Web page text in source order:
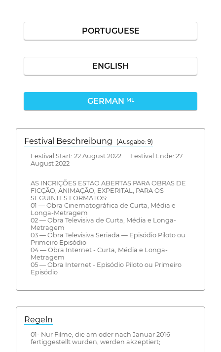
PORTUGUESE
ENGLISH
GERMAN ML
Festival Beschreibung
(Ausgabe: 9)
Festival Start: 22 August 2022 Festival Ende: 27
August 2022
AS INCRIÇÕES ESTAO ABERTAS PARA OBRAS DE
FICÇÃO, ANIMAÇÃO, EXPERITAL, PARA OS
SEGUINTES FORMATOS:
01 — Obra Cinematográfica de Curta, Média e
Longa-Metragem
02 — Obra Televisiva de Curta, Média e Longa-
Metragem
03 — Obra Televisiva Seriada — Episódio Piloto ou
Primeiro Episódio
04 — Obra Internet - Curta, Média e Longa-
Metragem
05 — Obra Internet - Episódio Piloto ou Primeiro
Episódio
Regeln
01- Nur Filme, die am oder nach Januar 2016
fertiggestellt wurden, werden akzeptiert;